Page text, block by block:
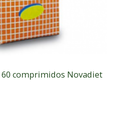
comprimidos Novadiet